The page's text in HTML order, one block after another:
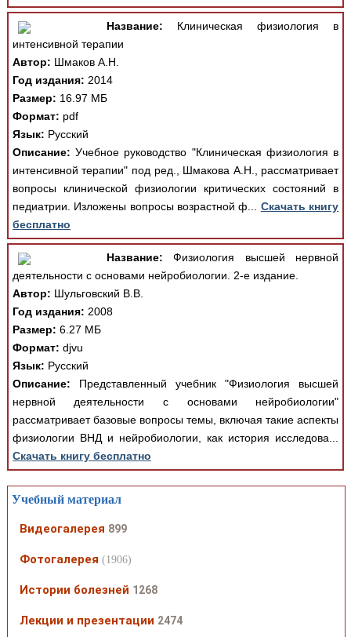
Название: Клиническая физиология в
интенсивной терапии
Автор: Шмаков А.Н.
Год издания: 2014
Размер: 16.97 МБ
Формат: pdf
Язык: Русский
Описание: Учебное руководство "Клиническая физиология в
интенсивной терапии" под ред., Шмакова А.Н., рассматривает
вопросы клинической физиологии критических состояний в
педиатрии. Изложены вопросы возрастной ф... Скачать книгу
бесплатно
Название: Физиология высшей нервной
деятельности с основами нейробиологии. 2-е издание.
Автор: Шульговский В.В.
Год издания: 2008
Размер: 6.27 МБ
Формат: djvu
Язык: Русский
Описание: Представленный учебник "Физиология высшей
нервной деятельности с основами нейробиологии"
рассматривает базовые вопросы темы, включая такие аспекты
физиологии ВНД и нейробиологии, как история исследова...
Скачать книгу бесплатно
Учебный материал
Видеогалерея 899
Фотогалерея (1906)
Истории болезней 1268
Лекции и презентации 2474